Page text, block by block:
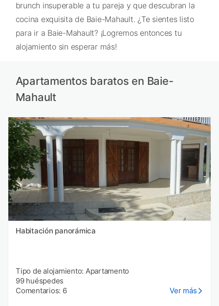
brunch insuperable a tu pareja y que descubran la
cocina exquisita de Baie-Mahault. ¿Te sientes listo
para ir a Baie-Mahault? ¡Logremos entonces tu
alojamiento sin esperar más!
Apartamentos baratos en Baie-
Mahault
Habitación panorámica
Tipo de alojamiento: Apartamento
99 huéspedes
Comentarios: 6
Ver más